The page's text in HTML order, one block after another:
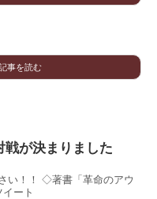
事を読む
戦が決まりました
い！！ ◇著書「革命のアウ
ート